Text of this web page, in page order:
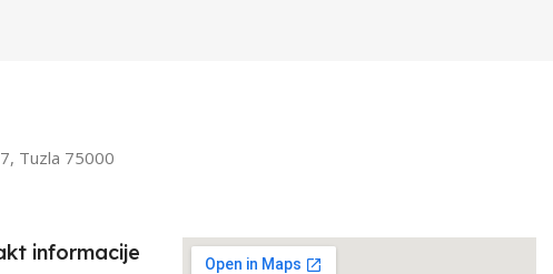
Tuzla 75000
informacije